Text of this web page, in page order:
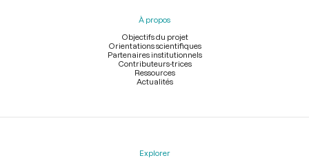
À propos
Objectifs du projet
Orientations scientifiques
Partenaires institutionnels
Contributeurs-trices
Ressources
Actualités
Explorer